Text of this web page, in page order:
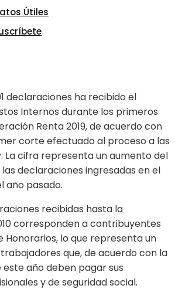
Útiles
declaraciones ha recibido el
Internos durante los primeros
Renta 2019, de acuerdo con
corte efectuado al proceso a las
La cifra representa un aumento del
las declaraciones ingresadas en el
año pasado.
recibidas hasta la
corresponden a contribuyentes
Honorarios, lo que representa un
que, de acuerdo con la
año deben pagar sus
y de seguridad social.